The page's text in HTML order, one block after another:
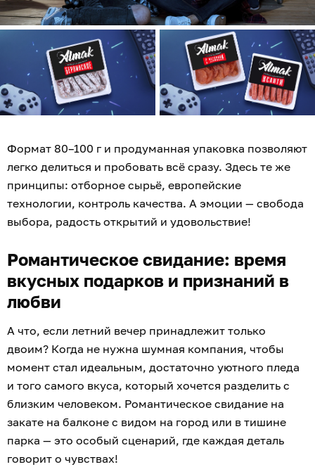
Формат 80–100 г и продуманная упаковка позволяют
легко делиться и пробовать всё сразу. Здесь те же
принципы: отборное сырьё, европейские
технологии, контроль качества. А эмоции — свобода
выбора, радость открытий и удовольствие!
Романтическое свидание: время
вкусных подарков и признаний в
любви
А что, если летний вечер принадлежит только
двоим? Когда не нужна шумная компания, чтобы
момент стал идеальным, достаточно уютного пледа
и того самого вкуса, который хочется разделить с
близким человеком. Романтическое свидание на
закате на балконе с видом на город или в тишине
парка — это особый сценарий, где каждая деталь
говорит о чувствах!